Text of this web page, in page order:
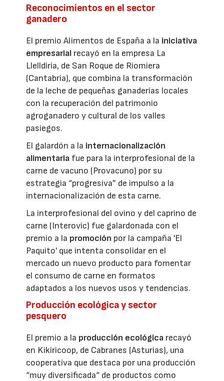
Reconocimientos en el sector
ganadero
El premio Alimentos de España a la iniciativa
empresarial recayó en la empresa La
Llelldiría, de San Roque de Riomiera
(Cantabria), que combina la transformación
de la leche de pequeñas ganaderías locales
con la recuperación del patrimonio
agroganadero y cultural de los valles
pasiegos.
El galardón a la internacionalización
alimentaria fue para la interprofesional de la
carne de vacuno (Provacuno) por su
estrategia “progresiva” de impulso a la
internacionalización de esta carne.
La interprofesional del ovino y del caprino de
carne (Interovic) fue galardonada con el
premio a la promoción por la campaña 'El
Paquito' que intenta consolidar en el
mercado un nuevo producto para fomentar
el consumo de carne en formatos
adaptados a los nuevos usos y tendencias.
Producción ecológica y sector
pesquero
El premio a la producción ecológica recayó
en Kikiricoop, de Cabranes (Asturias), una
cooperativa que destaca por una producción
“muy diversificada“ de productos como